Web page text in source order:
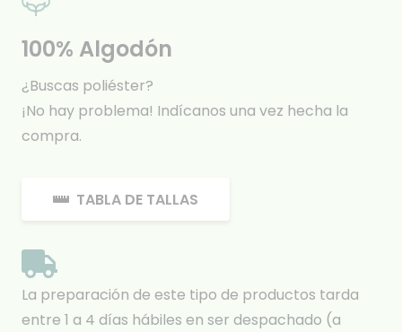
100% Algodón
¿Buscas poliéster?
¡No hay problema! Indícanos una vez hecha la
compra.
TABLA DE TALLAS
La preparación de este tipo de productos tarda
entre 1 a 4 días hábiles en ser despachado (a